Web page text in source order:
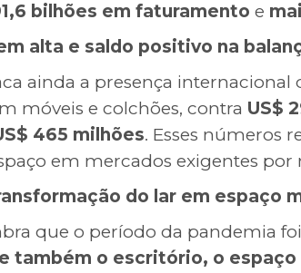
bilhões em faturamento e
alta e saldo positivo na
ainda a presença
móveis e colchões, contra US$
465 milhões. Esses números
em mercados exigentes
do lar em espaço
que o período da pandemia
também o escritório, o